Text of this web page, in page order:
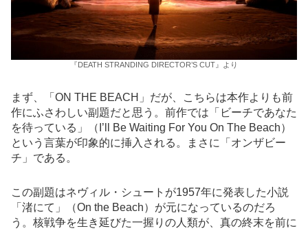
『DEATH STRANDING DIRECTOR’S CUT』より
まず、「ON THE BEACH」だが、こちらは本作よりも前
作にふさわしい副題だと思う。前作では「ビーチであなた
を待っている」（I’ll Be Waiting For You On The Beach）
という言葉が印象的に挿入される。まさに「オンザビー
チ」である。
この副題はネヴィル・シュートが1957年に発表した小説
「渚にて」（On the Beach）が元になっているのだろ
う。核戦争を生き延びた一握りの人類が、真の終末を前に